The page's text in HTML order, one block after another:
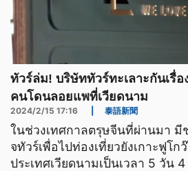
ทัวร์ล่ม! บริษัททัวร์ทะเลาะกันเรื่อ
คนโดนลอยแพที่เวียดนาม
2024/2/15 17:16 泰語新聞
ในช่วงเทศกาลตรุษจีนที่ผ่านมา มี
จทัวร์เพื่อไปท่องเที่ยวยังเกาะฟูโก
ประเทศเวียดนามเป็นเวลา 5 วัน